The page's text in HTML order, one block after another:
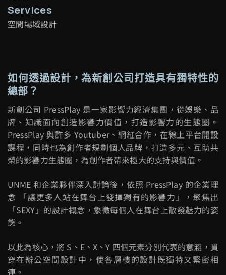
Services
空間場域設計
如何透過設計，為新創公司打造具有獨特性的
總部？
新創公司 PressPlay 是一家影響力經濟集團，從娛樂、品
牌、知識面向創造影響力價值，打造影響力的生態圈。
PressPlay 與許多 Youtuber、網紅合作，在線上平台開設
課程，同時也為創作者規劃個人品牌，打造多元、互助共
榮的影響力生態圈，為創作者帶來極大的支持與價值。
UNME和企業夥伴深入討論後，依照 PressPlay 的企業理
念 「讓更多人站在舞台上發揮獨有的影響力」，聚焦出
「 SEXY 」的設計概念，象徵每個人在舞台上散發魅力的姿
態。
以此為核心，將 S、E、X、Y 四個元素分別代表的意涵，貫
穿在辦公空間設計中，使各層樓的設計既獨特又緊密相
連。